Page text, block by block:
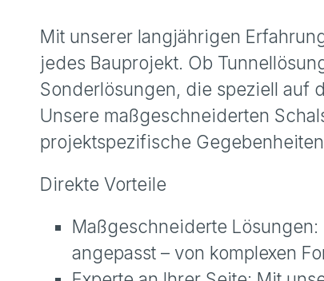
Mit unserer langjährigen
jedes Bauprojekt. Ob
Sonderlösungen, die speziell auf
Unsere maßgeschneiderten
projektspezifische
Direkte Vorteile
Maßgeschneiderte
angepasst – von komplexen